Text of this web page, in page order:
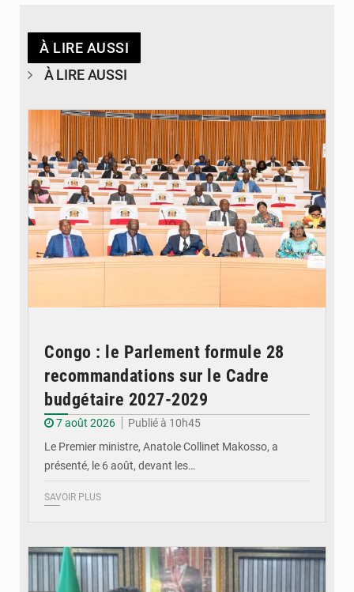
À LIRE AUSSI
À LIRE AUSSI
Congo : le Parlement formule 28
recommandations sur le Cadre
budgétaire 2027-2029
7 août 2026
Publié à 10h45
Le Premier ministre, Anatole Collinet Makosso, a
présenté, le 6 août, devant les…
SAVOIR PLUS